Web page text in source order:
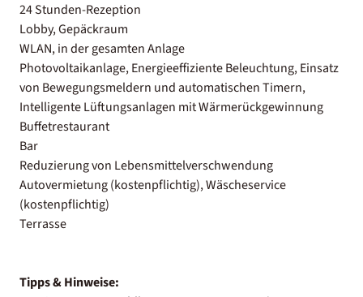
24 Stunden-Rezeption
Lobby, Gepäckraum
WLAN, in der gesamten Anlage
Photovoltaikanlage, Energieeffiziente Beleuchtung, Einsatz
von Bewegungsmeldern und automatischen Timern,
Intelligente Lüftungsanlagen mit Wärmerückgewinnung
Buffetrestaurant
Bar
Reduzierung von Lebensmittelverschwendung
Autovermietung (kostenpflichtig), Wäscheservice
(kostenpflichtig)
Terrasse
Tipps & Hinweise: